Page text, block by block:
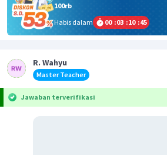
100rb
Habis dalam
00 :03 :10 :45
R. Wahyu
Master Teacher
Jawaban terverifikasi